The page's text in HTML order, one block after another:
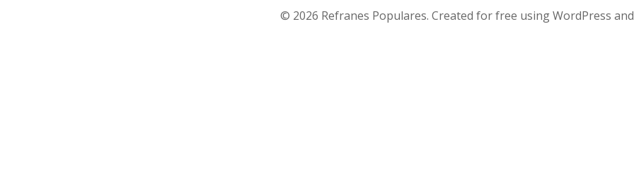
© 2026 Refranes Populares. Created for free using WordPress and